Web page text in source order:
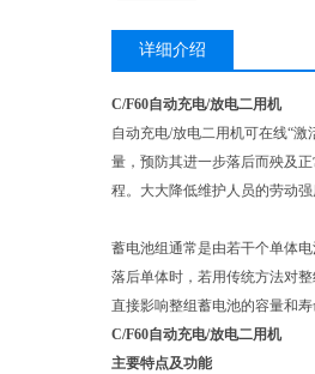
详细介绍
C/F60自动充电/放电二用机
自动充电/放电二用机可在线“
量，预防其进一步落后而殃及
程。大大降低维护人员的劳动
蓄电池组通常是由若干个单体
落后单体时，若用传统方法对
直接影响整组蓄电池的容量和
C/F60自动充电/放电二用机
主要特点及功能